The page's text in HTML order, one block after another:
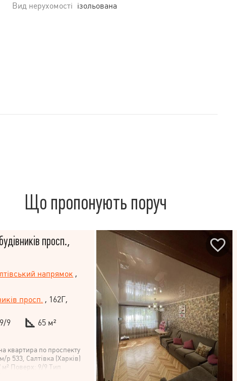
Вид нерухомості ізольована
Що пропонують поруч
просп.,
напрямок ,
просп. , 162Г,
9/9
65 м²
квартира по проспекту
р 533, Салтівка (Харків)
Поверх: 9/9 Тип